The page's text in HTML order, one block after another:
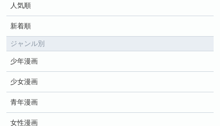
人気順
新着順
ジャンル別
少年漫画
少女漫画
青年漫画
女性漫画